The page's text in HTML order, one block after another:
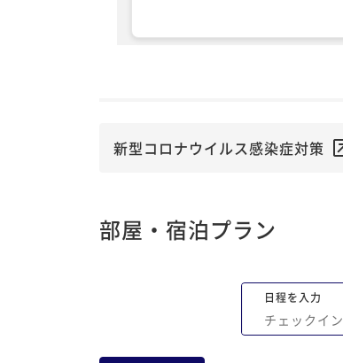
新型コロナウイルス感染症対策
部屋・宿泊プラン
日程を入力
チェックイン